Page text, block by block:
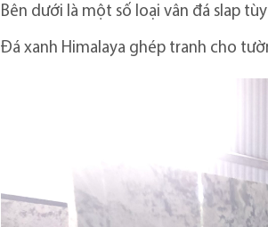
Bên dưới là một số loại vân đá slap
Đá xanh Himalaya ghép tranh cho